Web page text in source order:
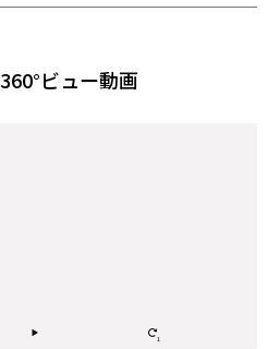
360°ビュー動画